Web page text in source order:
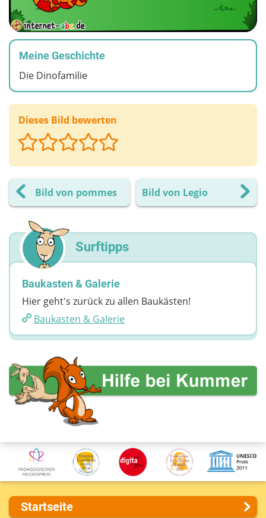
Meine Geschichte
Die Dinofamilie
Dieses Bild bewerten
Bild von pommes Bild von Legio
Surftipps
Baukasten & Galerie
Hier geht's zurück zu allen Baukästen!
Baukasten & Galerie
Startseite